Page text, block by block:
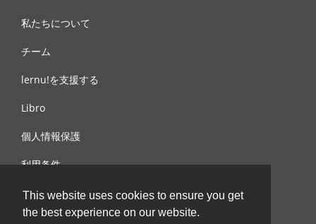
This website uses cookies to ensure you get
the best experience on our website.
私たちについて
チーム
lernu!を支援する
Libro
個人情報保護
利用条件
お問合せ